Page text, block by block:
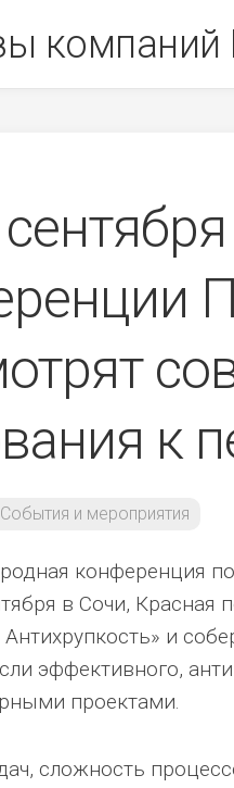
компаний
к
События и мероприятия
конференция
в Сочи, Красная
и
эффективного,
проектами.
сложность